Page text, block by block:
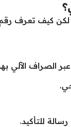
الصراف الآلي
للتأكيد.